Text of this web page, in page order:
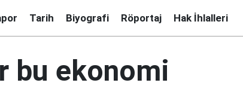
Tarih Biyografi Röportaj Hak İhlalleri
bu ekonomi